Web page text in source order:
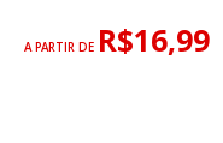
A PARTIR DE R$16,99